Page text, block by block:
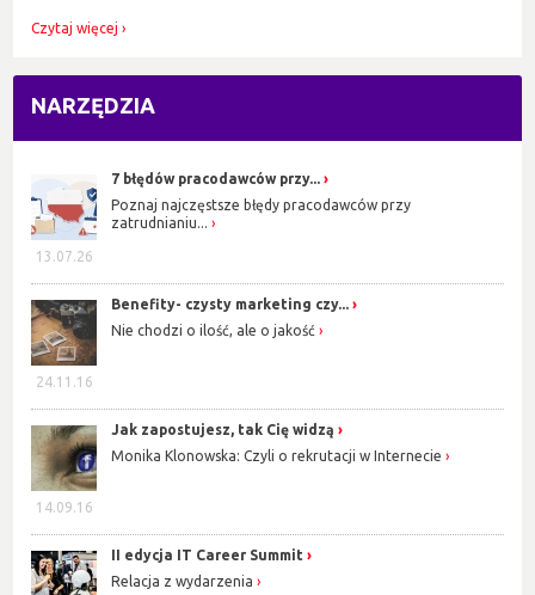
Czytaj więcej
NARZĘDZIA
13.07.26
7 błędów pracodawców przy...
Poznaj najczęstsze błędy pracodawców przy
zatrudnianiu...
24.11.16
Benefity- czysty marketing czy...
Nie chodzi o ilość, ale o jakość
14.09.16
Jak zapostujesz, tak Cię widzą
Monika Klonowska: Czyli o rekrutacji w Internecie
II edycja IT Career Summit
Relacja z wydarzenia